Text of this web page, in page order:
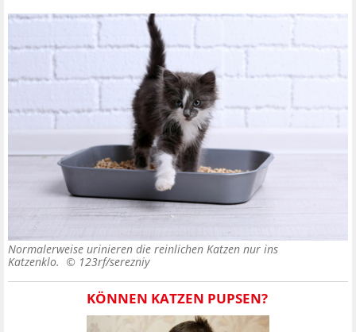
Normalerweise urinieren die reinlichen Katzen nur ins
Katzenklo. © 123rf/serezniy
KÖNNEN KATZEN PUPSEN?